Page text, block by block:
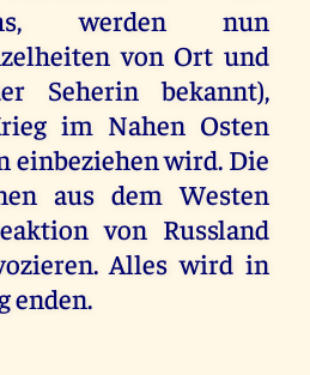
werden nun
von Ort und
Seherin bekannt),
im Nahen Osten
einbeziehen wird. Die
aus dem Westen
von Russland
Alles wird in
enden.